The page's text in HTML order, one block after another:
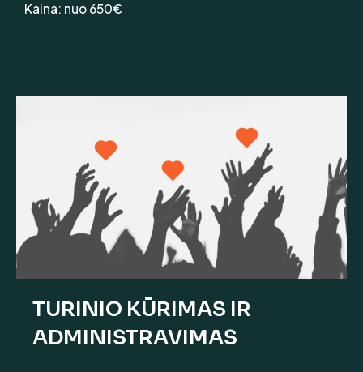
Kaina: nuo 650€
TURINIO KŪRIMAS IR
ADMINISTRAVIMAS